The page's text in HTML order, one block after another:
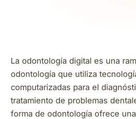
La odontología digital es una
odontología que utiliza
computarizadas para el
tratamiento de problemas
forma de odontología ofrece